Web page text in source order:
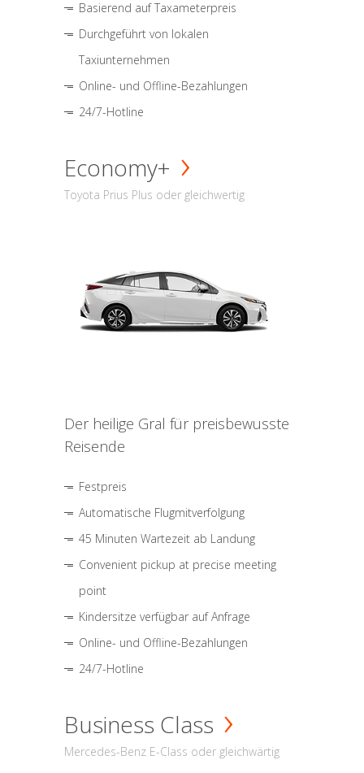
Basierend auf Taxameterpreis
Durchgeführt von lokalen
Taxiunternehmen
Online- und Offline-Bezahlungen
24/7-Hotline
Economy+
Toyota Prius Plus oder gleichwertig
Der heilige Gral für preisbewusste
Reisende
Festpreis
Automatische Flugmitverfolgung
45 Minuten Wartezeit ab Landung
Convenient pickup at precise meeting
point
Kindersitze verfügbar auf Anfrage
Online- und Offline-Bezahlungen
24/7-Hotline
Business Class
Mercedes-Benz E-Class oder gleichwärtig